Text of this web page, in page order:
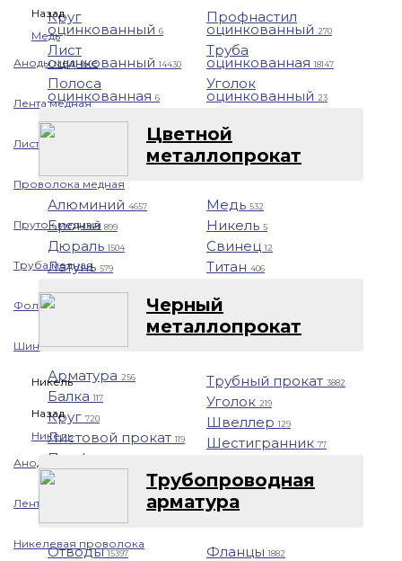
Назад
Медь
Аноды медные
Лента медная
Лист/Плита медная
Проволока медная
Пруток медный
Труба медная
Фольга медная
Шина медная
Никель
Назад
Никель
Анод никелевый
Лента никелевая
Никелевая проволока
Круг
оцинкованный 6
Лист
оцинкованный14430
Полоса
оцинкованная 6
Профнастил
оцинкованный 270
Труба
оцинкованная18147
Уголок
оцинкованный 23
Цветной
металлопрокат
Алюминий 4657
Бронза 899
Дюраль1504
Латунь 579
Медь 532
Никель 5
Свинец12
Титан 406
Черный
металлопрокат
Арматура 256
Балка117
Круг 720
Листовой прокат119
Профнастил
Трубный прокат 3882
Уголок 219
Швеллер129
Шестигранник 77
Трубопроводная
арматура
Отводы15397 Фланцы1882